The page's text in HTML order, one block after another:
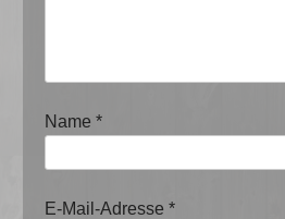
Name*
E-Mail-Adresse*